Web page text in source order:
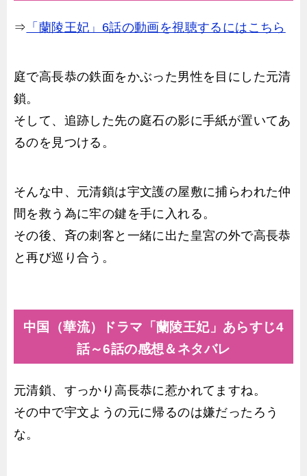
⇒ 「蘭陵王妃」6話の動画を視聴するにはこちら
庭で高長恭の鉄面をかぶった男性を目にした元清
鎖。
そして、追跡した先の庭石の影に手紙が置いてあ
るのを見つける。
そんな中、元清鎖は宇文護の屋敷に捕らわれた仲
間を救う為に牢の鍵を手に入れる。
その後、斉の刺客と一緒に出た皇宮の外で高長恭
と再び巡り合う。
中国（華流）ドラマ「蘭陵王妃」あらすじ4
話～6話の感想＆ネタバレ
元清鎖、すっかり高長恭に惹かれてますね。
その中で宇文ようの元に帰るのは嫌だったろう
な。